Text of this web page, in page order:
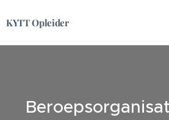
KYTT Opleider